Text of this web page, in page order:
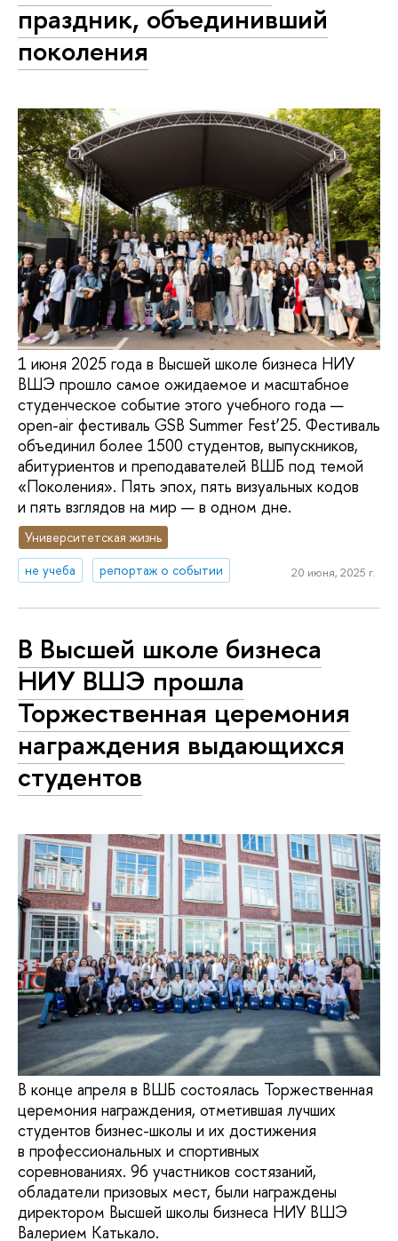
праздник, объединивший
поколения
1 июня 2025 года в Высшей школе бизнеса НИУ
ВШЭ прошло самое ожидаемое и масштабное
студенческое событие этого учебного года —
open-air фестиваль GSB Summer Fest’25. Фестиваль
объединил более 1500 студентов, выпускников,
абитуриентов и преподавателей ВШБ под темой
«Поколения». Пять эпох, пять визуальных кодов
и пять взглядов на мир — в одном дне.
Университетская жизнь
не учеба
репортаж о событии 20 июня, 2025 г.
В Высшей школе бизнеса
НИУ ВШЭ прошла
Торжественная церемония
награждения выдающихся
студентов
В конце апреля в ВШБ состоялась Торжественная
церемония награждения, отметившая лучших
студентов бизнес-школы и их достижения
в профессиональных и спортивных
соревнованиях. 96 участников состязаний,
обладатели призовых мест, были награждены
директором Высшей школы бизнеса НИУ ВШЭ
Валерием Катькало.